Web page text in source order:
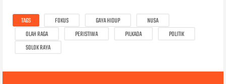
TAGS FOKUS GAYA HIDUP
NUSA
OLAH RAGA
PERISTIWA PILKADA
POLITIK
SOLOK RAYA